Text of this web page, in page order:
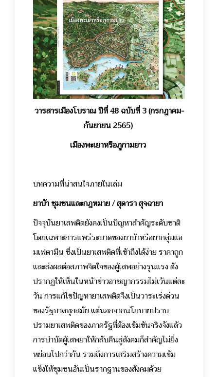
วารสารเมืองโบราณ ปีที่ 48 ฉบับที่ 3 (กรกฎาคม-
กันยายน 2565)
เมืองพะเยาหรือภูกามยาว
บทความที่น่าสนใจภายในเล่ม
ยาบ้า ชุมชนและกฎหมาย / สุดารา สุจฉายา
ปัจจุบันยาเสพติดยังคงเป็นปัญหาสำคัญระดับชาติ
โดยเฉพาะการแพร่ระบาดของยาบ้าหรือยากลุ่มแอ
มเฟตามีน ซึ่งเป็นยาเสพติดที่เข้าถึงได้ง่าย ราคาถูก
และส่งผลต่อสภาพจิตใจของผู้เสพอย่างรุนแรง ดัง
ปรากฏให้เห็นในหน้าข่าวอาชญากรรมไม่เว้นแต่ละ
วัน การแก้ไขปัญหายาเสพติดจึงเป็นวาระเร่งด่วน
ของรัฐบาลทุกสมัย แต่นอกจากนโยบายปราบ
ปรามยาเสพติดของภาครัฐที่ต้องเข้มข้นจริงจังแล้ว
การบำบัดผู้เสพยาให้กลับคืนสู่สังคมก็สำคัญไม่ยิ่ง
หย่อนไปกว่ากัน รวมถึงการเสริมสร้างความเข้ม
แข็งให้ชุมชนอันเป็นรากฐานของสังคมด้วย